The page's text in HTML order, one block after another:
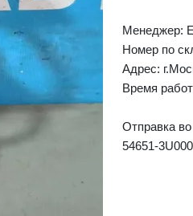
Менеджер:
Номер по
Адрес:
Время
Отправка
54651-3U000